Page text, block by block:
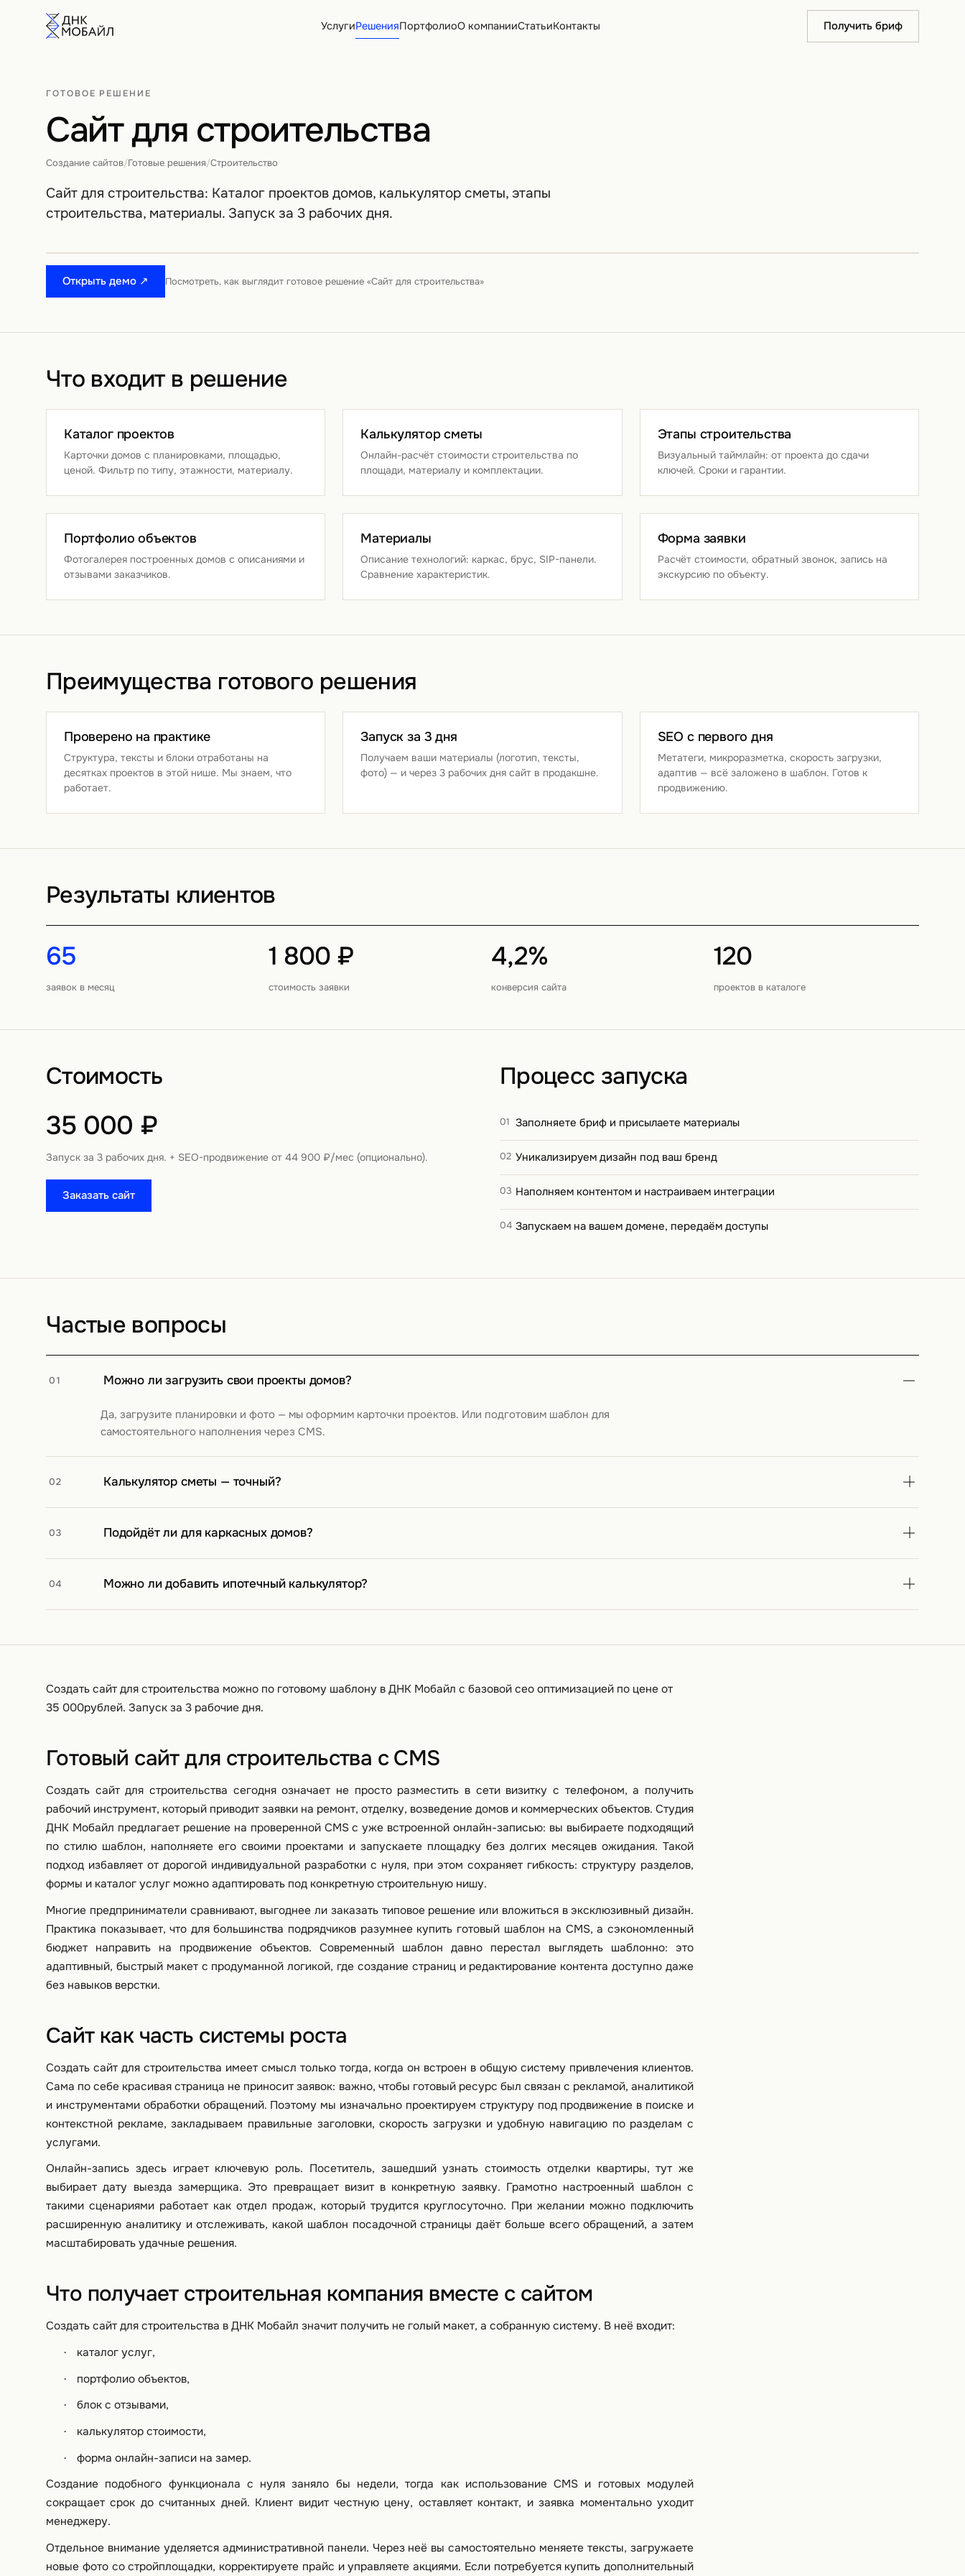
УслугиРешенияПортфолиоО компанииСтатьиКонтакты Получить бриф
ГОТОВОЕ РЕШЕНИЕ
Сайт для строительства
Создание сайтов/Готовые решения/Строительство
Сайт для строительства: Каталог проектов домов, калькулятор сметы, этапы
строительства, материалы. Запуск за 3 рабочих дня.
Открыть демо ↗ Посмотреть, как выглядит готовое решение «Сайт для строительства»
Что входит в решение
Каталог проектов
Карточки домов с планировками, площадью,
ценой. Фильтр по типу, этажности, материалу.
Калькулятор сметы
Онлайн-расчёт стоимости строительства по
площади, материалу и комплектации.
Этапы строительства
Визуальный таймлайн: от проекта до сдачи
ключей. Сроки и гарантии.
Портфолио объектов
Фотогалерея построенных домов с описаниями и
отзывами заказчиков.
Материалы
Описание технологий: каркас, брус, SIP-панели.
Сравнение характеристик.
Форма заявки
Расчёт стоимости, обратный звонок, запись на
экскурсию по объекту.
Преимущества готового решения
Проверено на практике
Структура, тексты и блоки отработаны на
десятках проектов в этой нише. Мы знаем, что
работает.
Запуск за 3 дня
Получаем ваши материалы (логотип, тексты,
фото) — и через 3 рабочих дня сайт в продакшне.
SEO с первого дня
Метатеги, микроразметка, скорость загрузки,
адаптив — всё заложено в шаблон. Готов к
продвижению.
Результаты клиентов
65
заявок в месяц
1 800 ₽
стоимость заявки
4,2%
конверсия сайта
120
проектов в каталоге
Стоимость
35 000 ₽
Запуск за 3 рабочих дня. + SEO-продвижение от 44 900 ₽/мес (опционально).
Заказать сайт
Процесс запуска
01 Заполняете бриф и присылаете материалы
02 Уникализируем дизайн под ваш бренд
03 Наполняем контентом и настраиваем интеграции
04 Запускаем на вашем домене, передаём доступы
Частые вопросы
01 Можно ли загрузить свои проекты домов?
Да, загрузите планировки и фото — мы оформим карточки проектов. Или подготовим шаблон для
самостоятельного наполнения через CMS.
02 Калькулятор сметы — точный?
клиент получает после консультации.
03 Подойдёт ли для каркасных домов?
04 Можно ли добавить ипотечный калькулятор?
Создать сайт для строительства можно по готовому шаблону в ДНК Мобайл с базовой сео оптимизацией по цене от
35 000рублей. Запуск за 3 рабочие дня.
Готовый сайт для строительства с CMS
Создать сайт для строительства сегодня означает не просто разместить в сети визитку с телефоном, а получить
рабочий инструмент, который приводит заявки на ремонт, отделку, возведение домов и коммерческих объектов. Студия
ДНК Мобайл предлагает решение на проверенной CMS с уже встроенной онлайн-записью: вы выбираете подходящий
по стилю шаблон, наполняете его своими проектами и запускаете площадку без долгих месяцев ожидания. Такой
подход избавляет от дорогой индивидуальной разработки с нуля, при этом сохраняет гибкость: структуру разделов,
формы и каталог услуг можно адаптировать под конкретную строительную нишу.
Многие предприниматели сравнивают, выгоднее ли заказать типовое решение или вложиться в эксклюзивный дизайн.
Практика показывает, что для большинства подрядчиков разумнее купить готовый шаблон на CMS, а сэкономленный
бюджет направить на продвижение объектов. Современный шаблон давно перестал выглядеть шаблонно: это
адаптивный, быстрый макет с продуманной логикой, где создание страниц и редактирование контента доступно даже
без навыков верстки.
Сайт как часть системы роста
Создать сайт для строительства имеет смысл только тогда, когда он встроен в общую систему привлечения клиентов.
Сама по себе красивая страница не приносит заявок: важно, чтобы готовый ресурс был связан с рекламой, аналитикой
и инструментами обработки обращений. Поэтому мы изначально проектируем структуру под продвижение в поиске и
контекстной рекламе, закладываем правильные заголовки, скорость загрузки и удобную навигацию по разделам с
услугами.
Онлайн-запись здесь играет ключевую роль. Посетитель, зашедший узнать стоимость отделки квартиры, тут же
выбирает дату выезда замерщика. Это превращает визит в конкретную заявку. Грамотно настроенный шаблон с
такими сценариями работает как отдел продаж, который трудится круглосуточно. При желании можно подключить
расширенную аналитику и отслеживать, какой шаблон посадочной страницы даёт больше всего обращений, а затем
масштабировать удачные решения.
Что получает строительная компания вместе с сайтом
Создать сайт для строительства в ДНК Мобайл значит получить не голый макет, а собранную систему. В неё входит:
· каталог услуг,
· портфолио объектов,
· блок с отзывами,
· калькулятор стоимости,
·
форма онлайн-записи на замер.
Создание подобного функционала с нуля заняло бы недели, тогда как использование CMS и готовых модулей
сокращает срок до считанных дней. Клиент видит честную цену, оставляет контакт, и заявка моментально уходит
менеджеру.
Отдельное внимание уделяется административной панели. Через неё вы самостоятельно меняете тексты, загружаете
новые фото со стройплощадки, корректируете прайс и управляете акциями. Если потребуется купить дополнительный